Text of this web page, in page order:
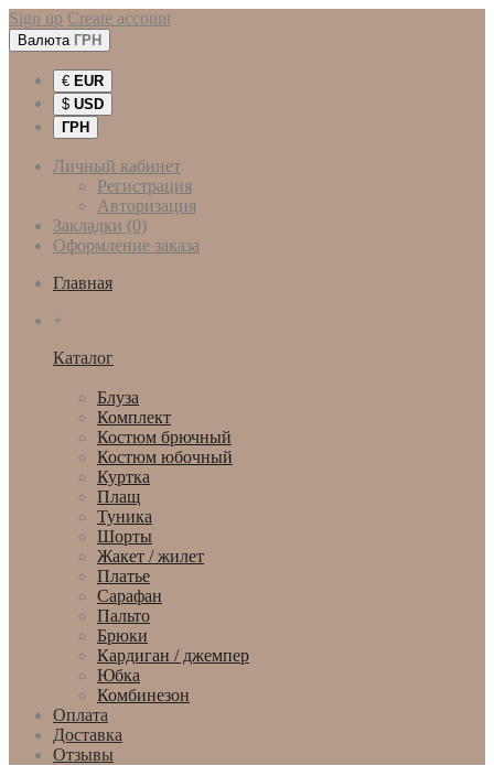
Sign up Create account
Валюта ГРН
€ EUR
$ USD
ГРН
Личный кабинет
Регистрация
Авторизация
Закладки (0)
Оформление заказа
Главная
+
Каталог
Блуза
Комплект
Костюм брючный
Костюм юбочный
Куртка
Плащ
Туника
Шорты
Жакет / жилет
Платье
Сарафан
Пальто
Брюки
Кардиган / джемпер
Юбка
Комбинезон
Оплата
Доставка
Отзывы